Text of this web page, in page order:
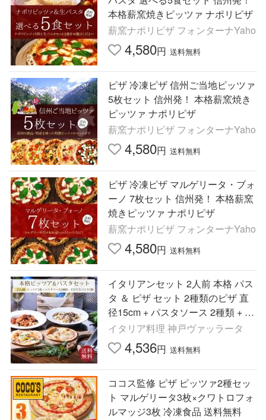
本格薪窯焼きピッツァ ナポリピザ
薪窯ナポリピザ フォンターナYaho
4,580円 送料無料
ピザ 冷凍ピザ 信州ご当地ピッツァ
5枚セット 信州発！ 本格薪窯焼き
ピッツァ ナポリピザ
薪窯ナポリピザ フォンターナYaho
4,580円 送料無料
ピザ 冷凍ピザ マルゲリータ・ブォ
ーノ 7枚セット 信州発！ 本格薪窯
焼きピッツァ ナポリピザ
薪窯ナポリピザ フォンターナYaho
4,580円 送料無料
イタリアンセット 2人前 本格 パス
タ ＆ ピザ セット 2種類のピザ 直
径15cm + パスタソース 2種類 + 手
打ち パスタ 送料無料 爆買
イタリア料理 神戸ヴァッラータ
4,536円 送料無料
ココス監修 ピザ ピッツァ2種セッ
ト マルゲリータ3枚×クワトロフォ
ルマッジ3枚 冷凍食品 送料無料